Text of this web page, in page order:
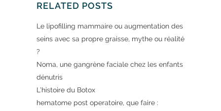
RELATED POSTS
Le lipofilling mammaire ou augmentation des
seins avec sa propre graisse, mythe ou réalité
?
Noma, une gangrène faciale chez les enfants
dénutris
L’histoire du Botox
hematome post operatoire, que faire :